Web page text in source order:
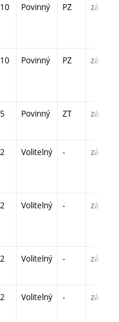
10 Povinný PZ zá
10 Povinný PZ zá
5 Povinný ZT zá
2 Volitelný - zá
2 Volitelný - zá
2 Volitelný - zá
2 Volitelný - zá